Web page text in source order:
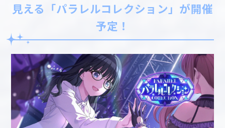
見える「パラレルコレクション」が開催
予定！